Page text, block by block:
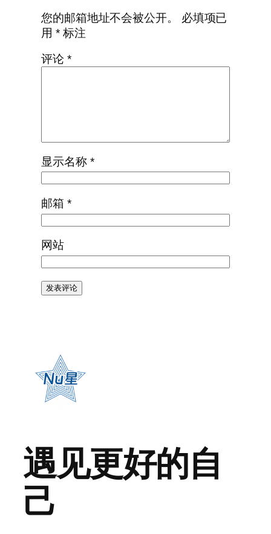
您的邮箱地址不会被公开。
必填项已
用 *标注
评论 *
显示名称 *
邮箱 *
网站
遇见更好的自
己